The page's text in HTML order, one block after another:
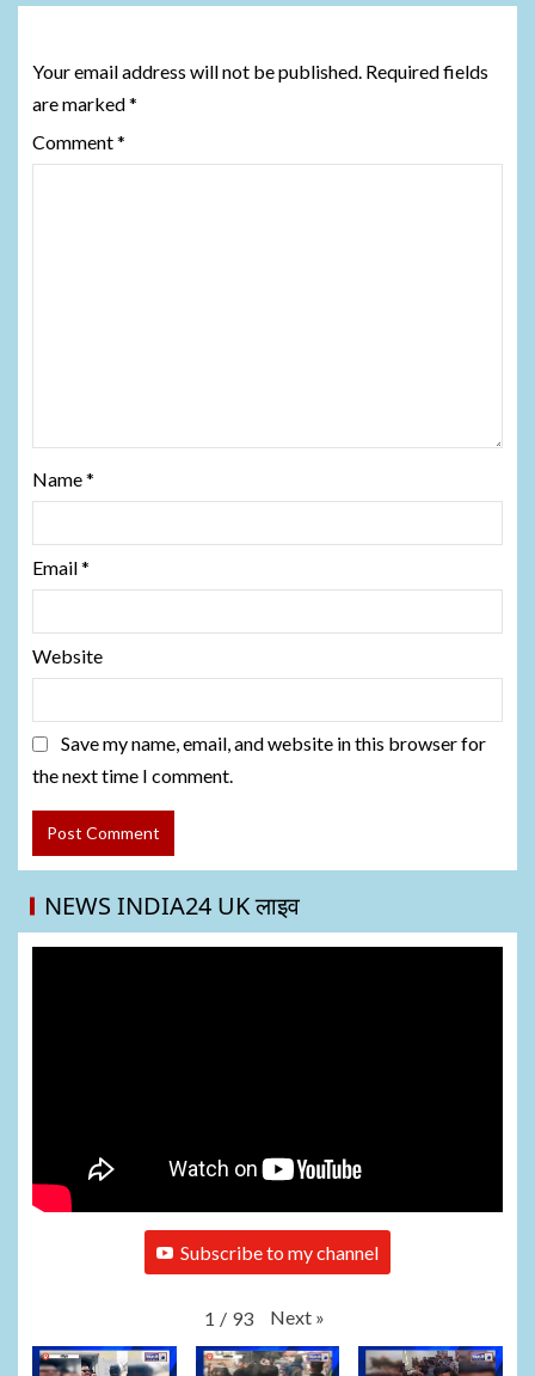
Your email address will not be published. Required fields
are marked*
Comment*
Name*
Email*
Website
Save my name, email, and website in this browser for
the next time I comment.
NEWS INDIA24 UK लाइव
Subscribe to my channel
1 / 93 Next »